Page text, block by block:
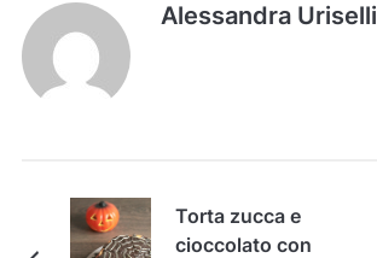
Alessandra Uriselli
Torta zucca e
cioccolato con